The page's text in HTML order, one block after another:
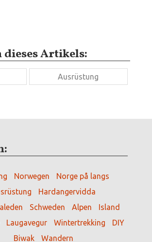
dieses Artikels:
Ausrüstung
Norwegen
Norge på langs
Hardangervidda
Schweden Alpen
Island
Laugavegur Wintertrekking
DIY
Biwak
Wandern